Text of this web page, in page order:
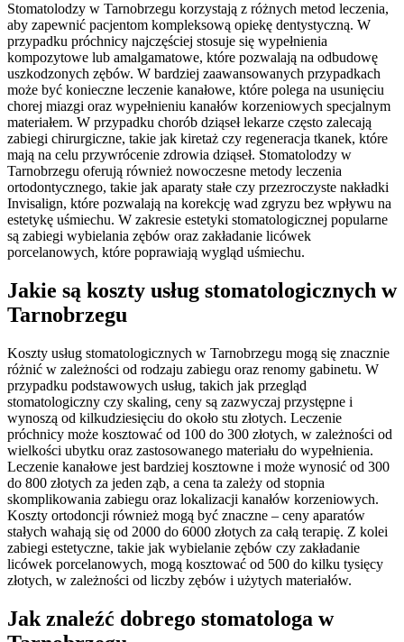
Stomatolodzy w Tarnobrzegu korzystają z różnych metod leczenia,
aby zapewnić pacjentom kompleksową opiekę dentystyczną. W
przypadku próchnicy najczęściej stosuje się wypełnienia
kompozytowe lub amalgamatowe, które pozwalają na odbudowę
uszkodzonych zębów. W bardziej zaawansowanych przypadkach
może być konieczne leczenie kanałowe, które polega na usunięciu
chorej miazgi oraz wypełnieniu kanałów korzeniowych specjalnym
materiałem. W przypadku chorób dziąseł lekarze często zalecają
zabiegi chirurgiczne, takie jak kiretaż czy regeneracja tkanek, które
mają na celu przywrócenie zdrowia dziąseł. Stomatolodzy w
Tarnobrzegu oferują również nowoczesne metody leczenia
ortodontycznego, takie jak aparaty stałe czy przezroczyste nakładki
Invisalign, które pozwalają na korekcję wad zgryzu bez wpływu na
estetykę uśmiechu. W zakresie estetyki stomatologicznej popularne
są zabiegi wybielania zębów oraz zakładanie licówek
porcelanowych, które poprawiają wygląd uśmiechu.
Jakie są koszty usług stomatologicznych w
Tarnobrzegu
Koszty usług stomatologicznych w Tarnobrzegu mogą się znacznie
różnić w zależności od rodzaju zabiegu oraz renomy gabinetu. W
przypadku podstawowych usług, takich jak przegląd
stomatologiczny czy skaling, ceny są zazwyczaj przystępne i
wynoszą od kilkudziesięciu do około stu złotych. Leczenie
próchnicy może kosztować od 100 do 300 złotych, w zależności od
wielkości ubytku oraz zastosowanego materiału do wypełnienia.
Leczenie kanałowe jest bardziej kosztowne i może wynosić od 300
do 800 złotych za jeden ząb, a cena ta zależy od stopnia
skomplikowania zabiegu oraz lokalizacji kanałów korzeniowych.
Koszty ortodoncji również mogą być znaczne – ceny aparatów
stałych wahają się od 2000 do 6000 złotych za całą terapię. Z kolei
zabiegi estetyczne, takie jak wybielanie zębów czy zakładanie
licówek porcelanowych, mogą kosztować od 500 do kilku tysięcy
złotych, w zależności od liczby zębów i użytych materiałów.
Jak znaleźć dobrego stomatologa w